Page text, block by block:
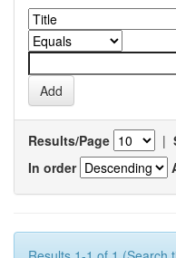
Results/Page |
In order